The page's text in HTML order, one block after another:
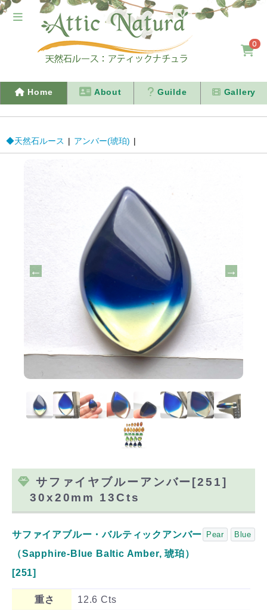
0
Home About Guilde Gallery
◆天然石ルース | アンバー(琥珀) |
サファイヤブルーアンバー[251]
30x20mm 13Cts
Pear Blue
サファイアブルー・バルティックアンバー
（Sapphire-Blue Baltic Amber, 琥珀）
[251]
重さ 12.6 Cts